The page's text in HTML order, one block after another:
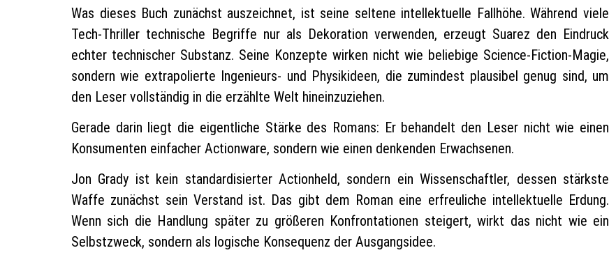
Was dieses Buch zunächst auszeichnet, ist seine seltene intellektuelle Fallhöhe. Während viele
Tech-Thriller technische Begriffe nur als Dekoration verwenden, erzeugt Suarez den Eindruck
echter technischer Substanz. Seine Konzepte wirken nicht wie beliebige Science-Fiction-Magie,
sondern wie extrapolierte Ingenieurs- und Physikideen, die zumindest plausibel genug sind, um
den Leser vollständig in die erzählte Welt hineinzuziehen.
Gerade darin liegt die eigentliche Stärke des Romans: Er behandelt den Leser nicht wie einen
Konsumenten einfacher Actionware, sondern wie einen denkenden Erwachsenen.
Jon Grady ist kein standardisierter Actionheld, sondern ein Wissenschaftler, dessen stärkste
Waffe zunächst sein Verstand ist. Das gibt dem Roman eine erfreuliche intellektuelle Erdung.
Wenn sich die Handlung später zu größeren Konfrontationen steigert, wirkt das nicht wie ein
Selbstzweck, sondern als logische Konsequenz der Ausgangsidee.